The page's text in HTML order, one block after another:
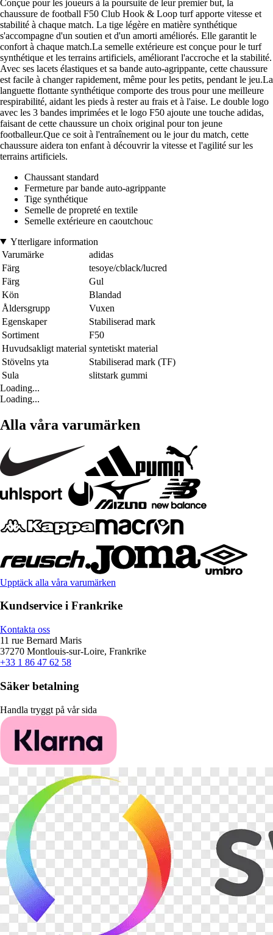
Conçue pour les joueurs à la poursuite de leur premier but, la
chaussure de football F50 Club Hook & Loop turf apporte vitesse et
stabilité à chaque match. La tige légère en matière synthétique
s'accompagne d'un soutien et d'un amorti améliorés. Elle garantit le
confort à chaque match.La semelle extérieure est conçue pour le turf
synthétique et les terrains artificiels, améliorant l'accroche et la stabilité.
Avec ses lacets élastiques et sa bande auto-agrippante, cette chaussure
est facile à changer rapidement, même pour les petits, pendant le jeu.La
languette flottante synthétique comporte des trous pour une meilleure
respirabilité, aidant les pieds à rester au frais et à l'aise. Le double logo
avec les 3 bandes imprimées et le logo F50 ajoute une touche adidas,
faisant de cette chaussure un choix original pour ton jeune
footballeur.Que ce soit à l'entraînement ou le jour du match, cette
chaussure aidera ton enfant à découvrir la vitesse et l'agilité sur les
terrains artificiels.
Chaussant standard
Fermeture par bande auto-agrippante
Tige synthétique
Semelle de propreté en textile
Semelle extérieure en caoutchouc
Ytterligare information
Varumärke
adidas
Färg
tesoye/cblack/lucred
Färg
Gul
Kön
Blandad
Åldersgrupp
Vuxen
Egenskaper
Stabiliserad mark
Sortiment
F50
Huvudsakligt material syntetiskt material
Stövelns yta
Stabiliserad mark (TF)
Sula
slitstark gummi
Loading...
Loading...
Alla våra varumärken
Upptäck alla våra varumärken
Kundservice i Frankrike
Kontakta oss
11 rue Bernard Maris
37270 Montlouis-sur-Loire, Frankrike
+33 1 86 47 62 58
Säker betalning
Handla tryggt på vår sida